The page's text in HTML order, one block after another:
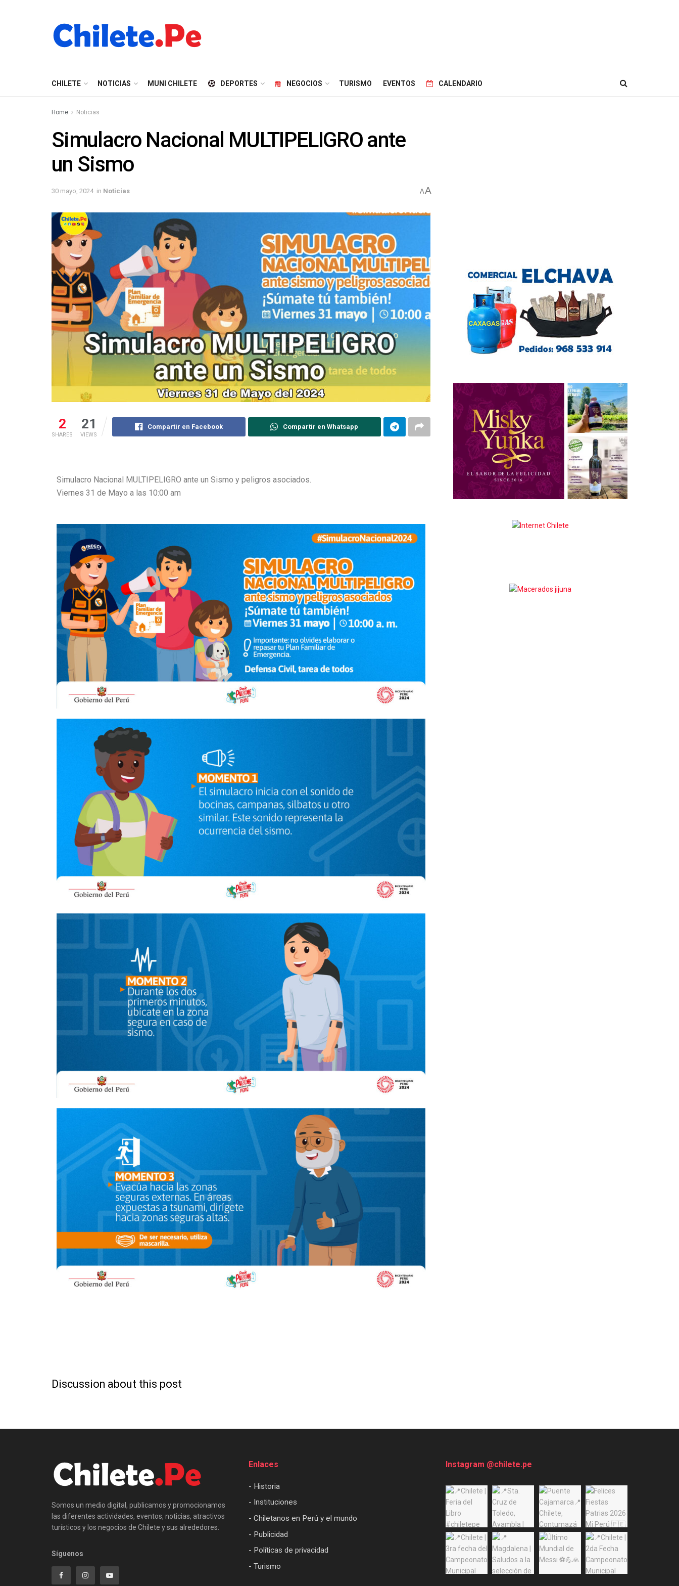
CHILETE NOTICIAS MUNI CHILETE DEPORTES NEGOCIOS TURISMO EVENTOS CALENDARIO
Home Noticias
Simulacro Nacional MULTIPELIGRO ante
un Sismo
30 mayo, 2024 in Noticias AA
2
SHARES
21
VIEWS
Compartir en Facebook Compartir en Whatsapp
Simulacro Nacional MULTIPELIGRO ante un Sismo y peligros asociados.
Viernes 31 de Mayo a las 10:00 am
Discussion about this post
Somos un medio digital, publicamos y promocionamos
las diferentes actividades, eventos, noticias, atractivos
turísticos y los negocios de Chilete y sus alrededores.
Síguenos
Enlaces
- Historia
- Instituciones
- Chiletanos en Perú y el mundo
- Publicidad
- Políticas de privacidad
- Turismo
Instagram @chilete.pe